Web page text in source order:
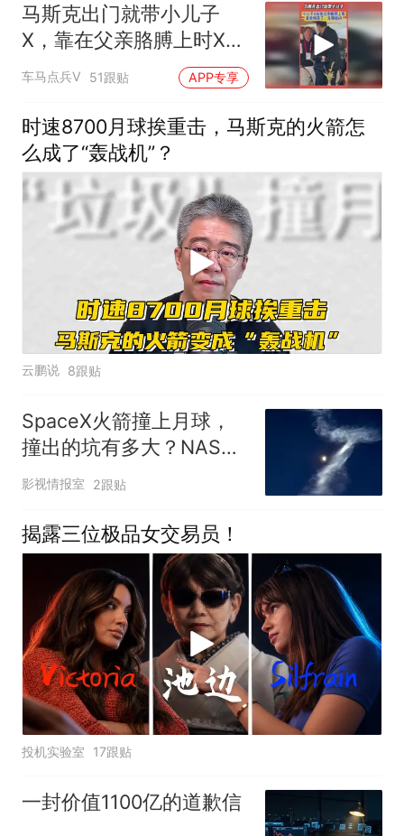
马斯克出门就带小儿子
X，靠在父亲胳膊上时X无
聊郁闷的小表情亮了
车马点兵V 51跟贴 APP专享
时速8700月球挨重击，马斯克的火箭怎
么成了“轰战机”？
云鹏说 8跟贴
SpaceX火箭撞上月球，
撞出的坑有多大？NASA
预估60英尺，新研究却称
可达90英尺
影视情报室 2跟贴
揭露三位极品女交易员！
投机实验室 17跟贴
一封价值1100亿的道歉信